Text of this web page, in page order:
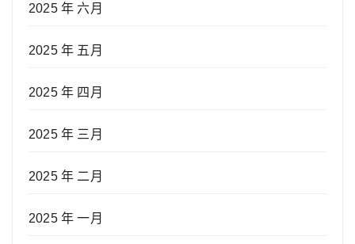
2025 年 六月
2025 年 五月
2025 年 四月
2025 年 三月
2025 年 二月
2025 年 一月